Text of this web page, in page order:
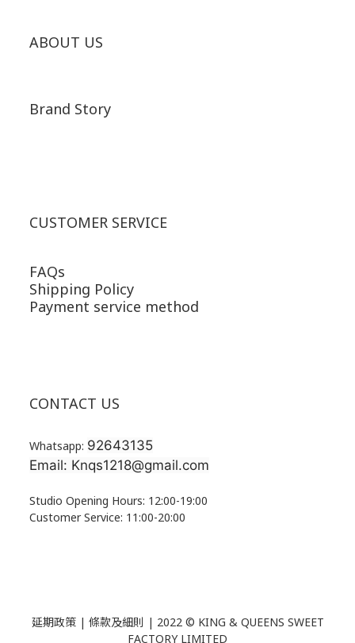
ABOUT US
Brand Story
CUSTOMER SERVICE
FAQs
Shipping Policy
Payment service method
CONTACT US
Whatsapp: 92643135
Email: Knqs1218@gmail.com
Studio Opening Hours: 12:00-19:00
Customer Service: 11:00-20:00
延期政策 | 條款及細則 | 2022 © KING & QUEENS SWEET
FACTORY LIMITED